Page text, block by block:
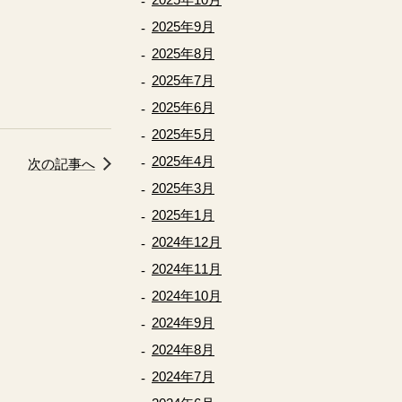
次の記事へ
2025年9月
2025年8月
2025年7月
2025年6月
2025年5月
2025年4月
2025年3月
2025年1月
2024年12月
2024年11月
2024年10月
2024年9月
2024年8月
2024年7月